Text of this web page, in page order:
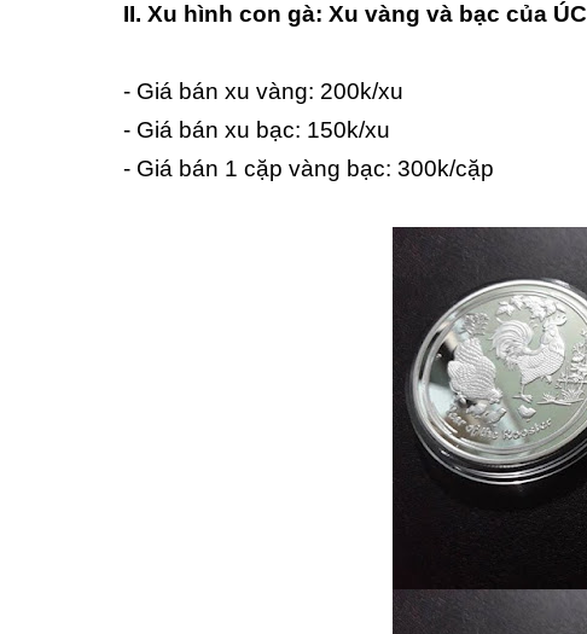
II. Xu hình con gà: Xu vàng và bạc của ÚC
- Giá bán xu vàng: 200k/xu
- Giá bán xu bạc: 150k/xu
- Giá bán 1 cặp vàng bạc: 300k/cặp